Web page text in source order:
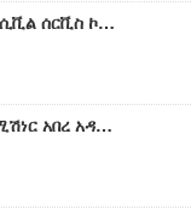
#etv የሚኒስትሮች ምክር ቤት በሲቪል ሰርቪስ ኮሚሽን ተዘጋጅተው በቀረቡ ልዩ ልዩ ጉዳዮች ላይ ተወያይቶ ውሣኔዎችን አሳለፈ፡፡
ከአማራ ክልል ፖሊስ ኮሚሽን ኮሚሽነር አበረ አዳሙ ጋር የተደረገ ውይይት